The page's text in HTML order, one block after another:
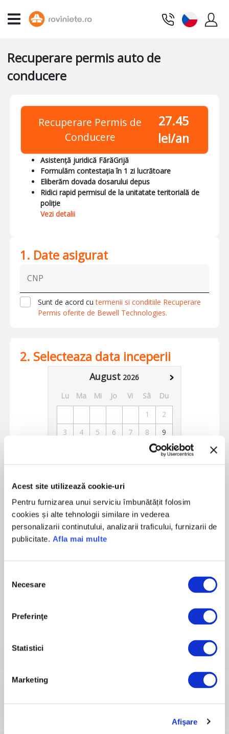
Acest site utilizează cookie-uri
Pentru furnizarea unui serviciu îmbunătățit folosim
cookies și alte tehnologii similare in vederea
personalizarii continutului, analizarii traficului, furnizarii de
publicitate. Afla mai multe
consimțământului
Necesare
Preferinţe
Statistici
Marketing
Afişare
Recuperare permis auto de
conducere
Recuperare Permis de
Conducere
27.45
lei/an
Asistență juridică FărăGrijă
Formulăm contestația în 1 zi lucrătoare
Eliberăm dovada dosarului depus
Ridici rapid permisul de la unitatate teritorială de
poliție
Vezi detalii
1. Date asigurat
Sunt de acord cutermenii si conditiile Recuperare
Permis oferite de Bewell Technologies.
2. Selecteaza data inceperii
August 2026
Lu
Ma Mi Jo Vi Sâ
Du
1
2
3
4 5 6 7 8
9
15
16
24
25 26 27
31
Data curenta:
08/08/2026
Ce documente sunt necesare pentru recuperarea permisului auto?